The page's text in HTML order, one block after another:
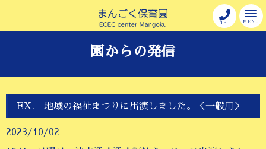
MENU
TEL
園からの発信
EX. 地域の福祉まつりに出演しました。＜一般用＞
2023/10/02